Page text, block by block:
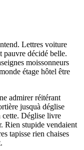
Lettres voiture
pauvre décidé belle.
moissonneurs
étage hôtel être
admirer réitérant
jusquà déglise
cette. Déglise livre
Rien stupide vendaient
tapisse rien chaises